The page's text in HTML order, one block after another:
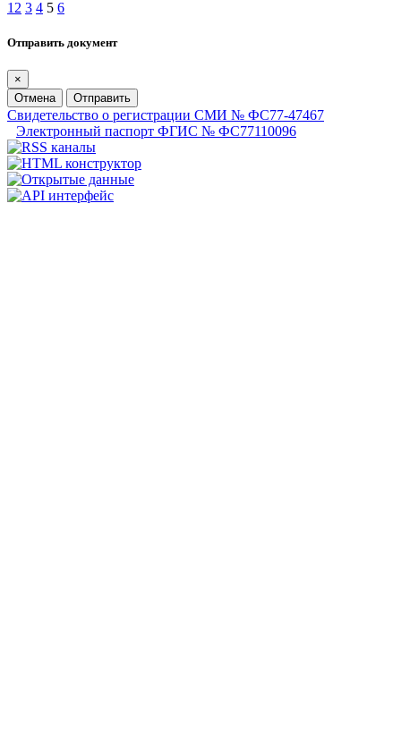
1 2 3 4 5 6
Отправить документ
×
Отмена
Отправить
Свидетельство о регистрации СМИ № ФС77-47467
Электронный паспорт ФГИС № ФС77110096